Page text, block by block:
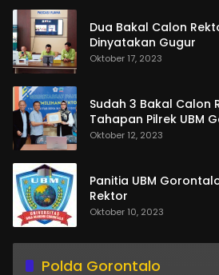
Dua Bakal Calon
Dinyatakan Gugur
Oktober 17, 2023
Sudah 3 Bakal Calon
Tahapan Pilrek UBM
Oktober 12, 2023
Panitia UBM
Rektor
Oktober 10, 2023
Polda Gorontalo